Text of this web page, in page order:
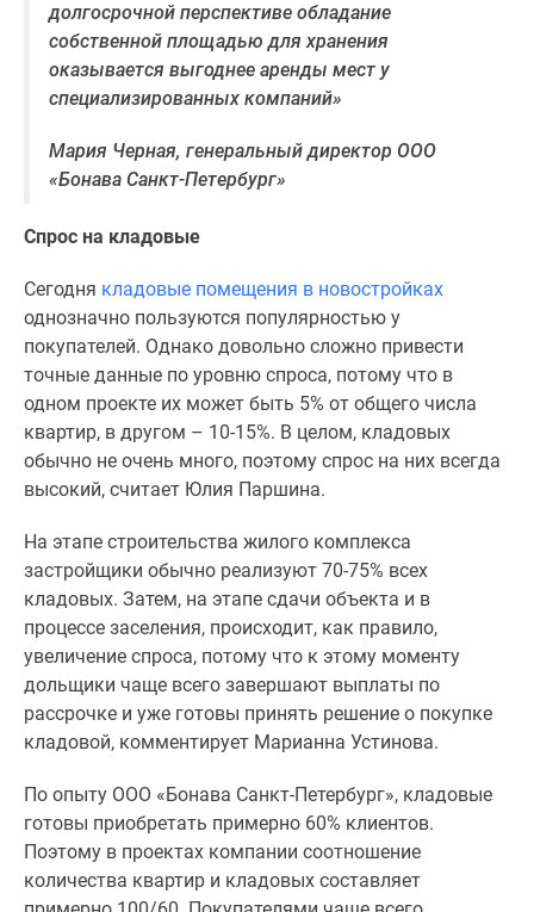
долгосрочной перспективе обладание
собственной площадью для хранения
оказывается выгоднее аренды мест у
специализированных компаний»
Мария Черная, генеральный директор ООО
«Бонава Санкт-Петербург»
Спрос на кладовые
Сегодня кладовые помещения в новостройках
однозначно пользуются популярностью у
покупателей. Однако довольно сложно привести
точные данные по уровню спроса, потому что в
одном проекте их может быть 5% от общего числа
квартир, в другом – 10-15%. В целом, кладовых
обычно не очень много, поэтому спрос на них всегда
высокий, считает Юлия Паршина.
На этапе строительства жилого комплекса
застройщики обычно реализуют 70-75% всех
кладовых. Затем, на этапе сдачи объекта и в
процессе заселения, происходит, как правило,
увеличение спроса, потому что к этому моменту
дольщики чаще всего завершают выплаты по
рассрочке и уже готовы принять решение о покупке
кладовой, комментирует Марианна Устинова.
По опыту ООО «Бонава Санкт-Петербург», кладовые
готовы приобретать примерно 60% клиентов.
Поэтому в проектах компании соотношение
количества квартир и кладовых составляет